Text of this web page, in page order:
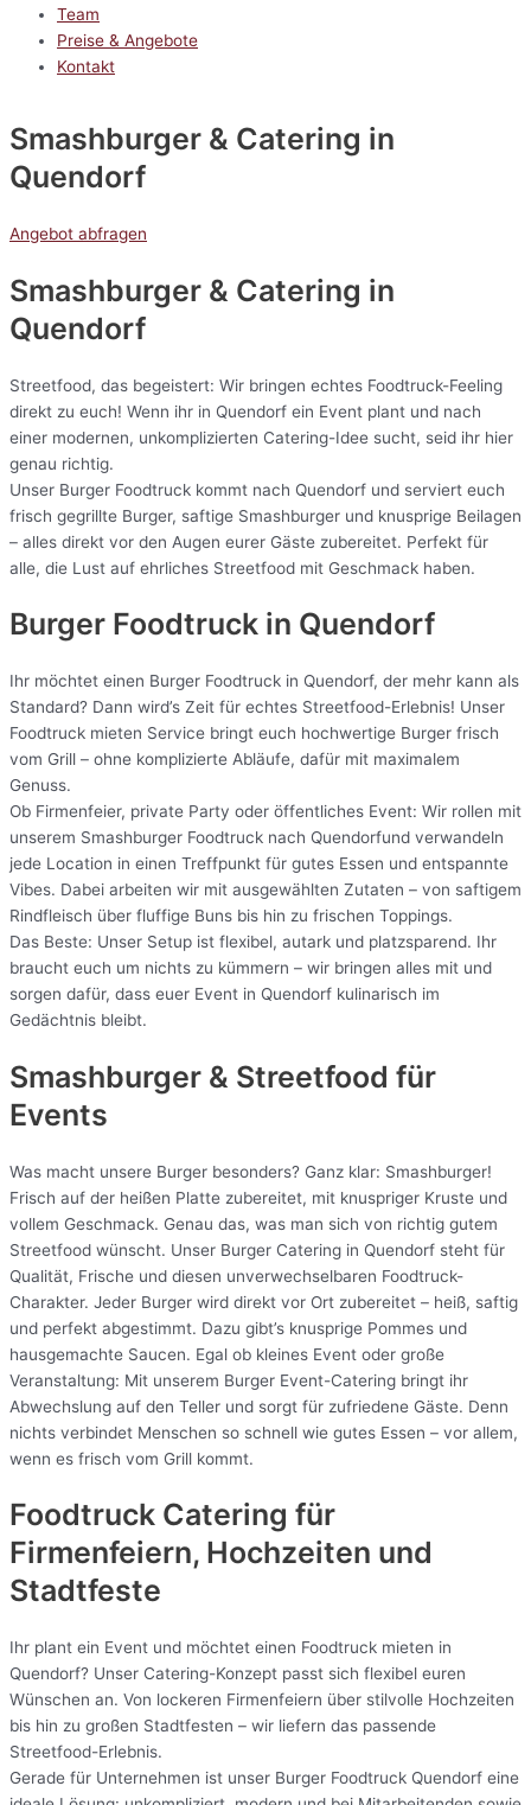
Team
Preise & Angebote
Kontakt
Smashburger & Catering in
Quendorf
Angebot abfragen
Smashburger & Catering in
Quendorf
Streetfood, das begeistert: Wir bringen echtes Foodtruck-Feeling
direkt zu euch! Wenn ihr in Quendorf ein Event plant und nach
einer modernen, unkomplizierten Catering-Idee sucht, seid ihr hier
genau richtig.
Unser Burger Foodtruck kommt nach Quendorf und serviert euch
frisch gegrillte Burger, saftige Smashburger und knusprige Beilagen
– alles direkt vor den Augen eurer Gäste zubereitet. Perfekt für
alle, die Lust auf ehrliches Streetfood mit Geschmack haben.
Burger Foodtruck in Quendorf
Ihr möchtet einen Burger Foodtruck in Quendorf, der mehr kann als
Standard? Dann wird’s Zeit für echtes Streetfood-Erlebnis! Unser
Foodtruck mieten Service bringt euch hochwertige Burger frisch
vom Grill – ohne komplizierte Abläufe, dafür mit maximalem
Genuss.
Ob Firmenfeier, private Party oder öffentliches Event: Wir rollen mit
unserem Smashburger Foodtruck nach Quendorfund verwandeln
jede Location in einen Treffpunkt für gutes Essen und entspannte
Vibes. Dabei arbeiten wir mit ausgewählten Zutaten – von saftigem
Rindfleisch über fluffige Buns bis hin zu frischen Toppings.
Das Beste: Unser Setup ist flexibel, autark und platzsparend. Ihr
braucht euch um nichts zu kümmern – wir bringen alles mit und
sorgen dafür, dass euer Event in Quendorf kulinarisch im
Gedächtnis bleibt.
Smashburger & Streetfood für
Events
Was macht unsere Burger besonders? Ganz klar: Smashburger!
Frisch auf der heißen Platte zubereitet, mit knuspriger Kruste und
vollem Geschmack. Genau das, was man sich von richtig gutem
Streetfood wünscht. Unser Burger Catering in Quendorf steht für
Qualität, Frische und diesen unverwechselbaren Foodtruck-
Charakter. Jeder Burger wird direkt vor Ort zubereitet – heiß, saftig
und perfekt abgestimmt. Dazu gibt’s knusprige Pommes und
hausgemachte Saucen. Egal ob kleines Event oder große
Veranstaltung: Mit unserem Burger Event-Catering bringt ihr
Abwechslung auf den Teller und sorgt für zufriedene Gäste. Denn
nichts verbindet Menschen so schnell wie gutes Essen – vor allem,
wenn es frisch vom Grill kommt.
Foodtruck Catering für
Firmenfeiern, Hochzeiten und
Stadtfeste
Ihr plant ein Event und möchtet einen Foodtruck mieten in
Quendorf? Unser Catering-Konzept passt sich flexibel euren
Wünschen an. Von lockeren Firmenfeiern über stilvolle Hochzeiten
bis hin zu großen Stadtfesten – wir liefern das passende
Streetfood-Erlebnis.
Gerade für Unternehmen ist unser Burger Foodtruck Quendorf eine